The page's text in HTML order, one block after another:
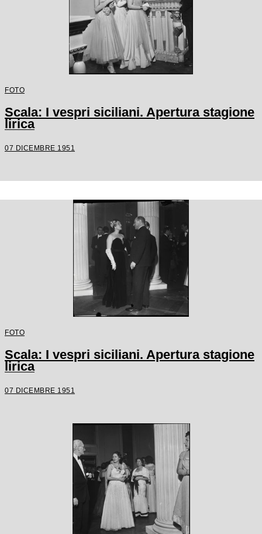
FOTO
Scala: I vespri siciliani. Apertura stagione
lirica
07 DICEMBRE 1951
FOTO
Scala: I vespri siciliani. Apertura stagione
lirica
07 DICEMBRE 1951